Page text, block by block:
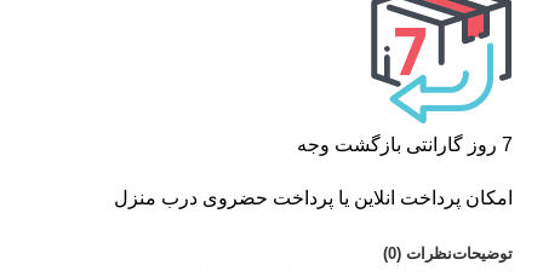
7 روز گارانتی بازگشت وجه
امکان پرداخت انلاین یا پرداخت حضروی درب منزل
توضیحاتنظرات (0)